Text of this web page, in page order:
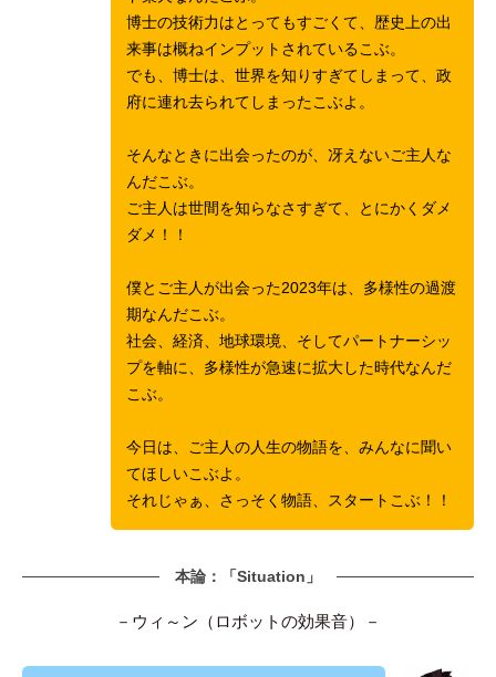
博士の技術力はとってもすごくて、歴史上の出
来事は概ねインプットされているこぶ。
でも、博士は、世界を知りすぎてしまって、政
府に連れ去られてしまったこぶよ。
そんなときに出会ったのが、冴えないご主人な
んだこぶ。
ご主人は世間を知らなさすぎて、とにかくダメ
ダメ！！
僕とご主人が出会った2023年は、多様性の過渡
期なんだこぶ。
社会、経済、地球環境、そしてパートナーシッ
プを軸に、多様性が急速に拡大した時代なんだ
こぶ。
今日は、ご主人の人生の物語を、みんなに聞い
てほしいこぶよ。
それじゃぁ、さっそく物語、スタートこぶ！！
本論：「Situation」
－ウィ～ン（ロボットの効果音）－